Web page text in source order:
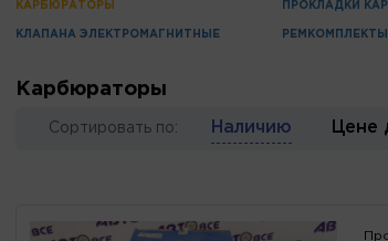
КАРБЮРАТОРЫ
КЛАПАНА ЭЛЕКТРОМАГНИТНЫЕ
ПРОКЛАДКИ
Карбюраторы
Сортировать по: Наличию Цене